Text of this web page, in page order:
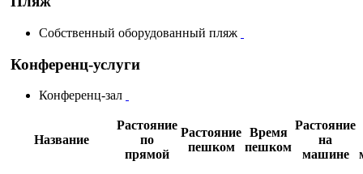
Собственный оборудованный пляж
Конференц-услуги
Конференц-зал
Название
Растояние
по
прямой
Растояние
пешком
Время
пешком
Растояние
на
машине